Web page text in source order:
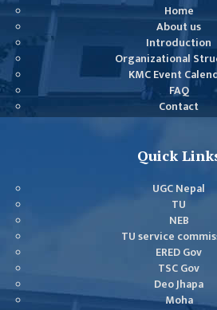
Home
About us
Introduction
Organizational
KMC Event
FAQ
Contact
Quick
UGC Nepal
TU
NEB
TU service
ERED Gov
TSC Gov
Deo Jhapa
Moha